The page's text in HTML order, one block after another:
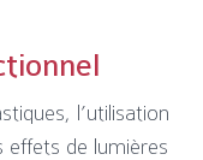
l’utilisation
effets de lumières